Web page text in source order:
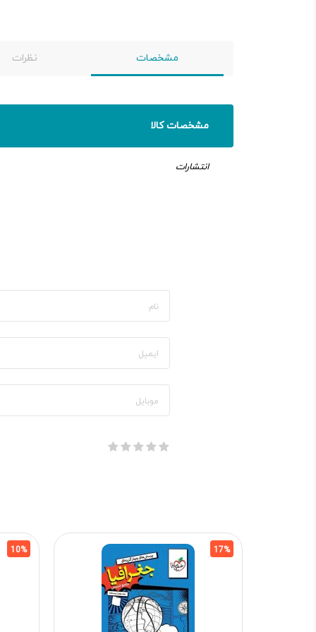
مشخصات نظرات
مشخصات کالا
انتشارات
17%
10%